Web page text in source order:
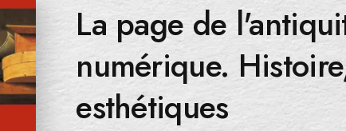
La page de
numérique.
esthétiques